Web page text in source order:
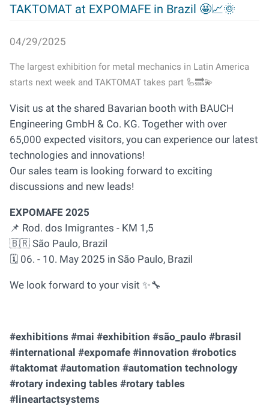
TAKTOMAT at EXPOMAFE in Brazil 🤩📈🌞
04/29/2025
The largest exhibition for metal mechanics in Latin America
starts next week and TAKTOMAT takes part 🦾🔜💫
Visit us at the shared Bavarian booth with BAUCH
Engineering GmbH & Co. KG. Together with over
65,000 expected visitors, you can experience our latest
technologies and innovations!
Our sales team is looking forward to exciting
discussions and new leads!
EXPOMAFE 2025
📌 Rod. dos Imigrantes - KM 1,5
🇧🇷 São Paulo, Brazil
🗓️ 06. - 10. May 2025 in São Paulo, Brazil
We look forward to your visit ✨🔧
#exhibitions #mai #exhibition #são_paulo #brasil
#international #expomafe #innovation #robotics
#taktomat #automation #automation technology
#rotary indexing tables #rotary tables
#lineartactsystems